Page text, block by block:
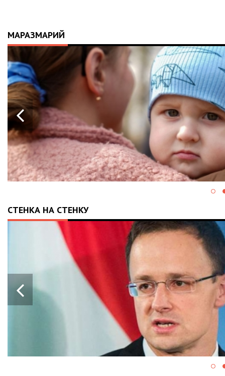
МАРАЗМАРИЙ
СТЕНКА НА СТЕНКУ